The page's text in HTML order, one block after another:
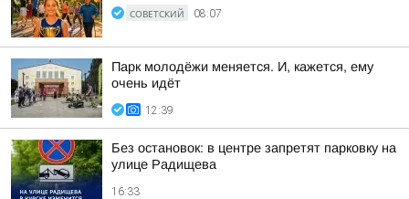
СОВЕТСКИЙ 08:07
Парк молодёжи меняется. И, кажется, ему
очень идёт
12:39
Без остановок: в центре запретят парковку на
улице Радищева
16:33